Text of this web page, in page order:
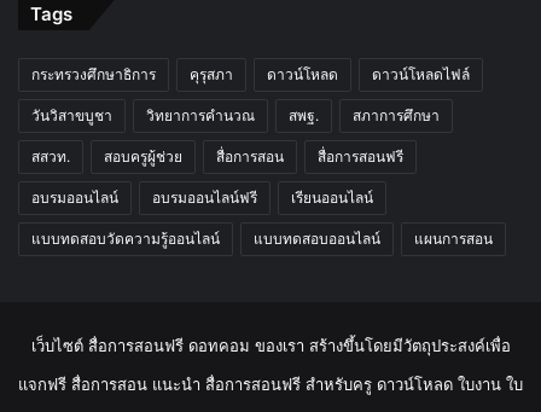
Tags
กระทรวงศึกษาธิการ คุรุสภา ดาวน์โหลด ดาวน์โหลดไฟล์
วันวิสาขบูชา วิทยาการคำนวณ สพฐ. สภาการศึกษา
สสวท. สอบครูผู้ช่วย สื่อการสอน สื่อการสอนฟรี
อบรมออนไลน์ อบรมออนไลน์ฟรี เรียนออนไลน์
แบบทดสอบวัดความรู้ออนไลน์ แบบทดสอบออนไลน์ แผนการสอน
เว็บไซต์ สื่อการสอนฟรี ดอทคอม ของเรา สร้างขึ้นโดยมีวัตถุประสงค์เพื่อ
แจกฟรี สื่อการสอน แนะนำ สื่อการสอนฟรี สำหรับครู ดาวน์โหลด ใบงาน ใบ